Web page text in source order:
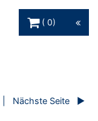
0
Nächste Seite